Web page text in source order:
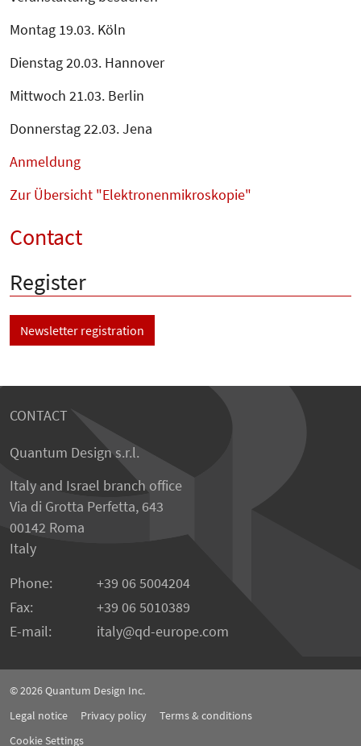
Montag 19.03. Köln
Dienstag 20.03. Hannover
Mittwoch 21.03. Berlin
Donnerstag 22.03. Jena
Anmeldung
Zur Übersicht "Elektronenmikroskopie"
Contact
Register
Newsletter registration
CONTACT
Quantum Design s.r.l.
Italy and Israel branch office
Via di Grotta Perfetta, 643
00142 Roma
Italy
Phone:
+39 06 5004204
Fax:
+39 06 5010389
E-mail:
italy@qd-europe.com
© 2026Quantum Design Inc.
Legal notice
Privacy policy
Terms & conditions
Cookie Settings